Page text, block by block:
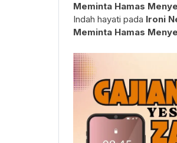
Meminta Hamas
Indah hayati pada Ironi
Meminta Hamas